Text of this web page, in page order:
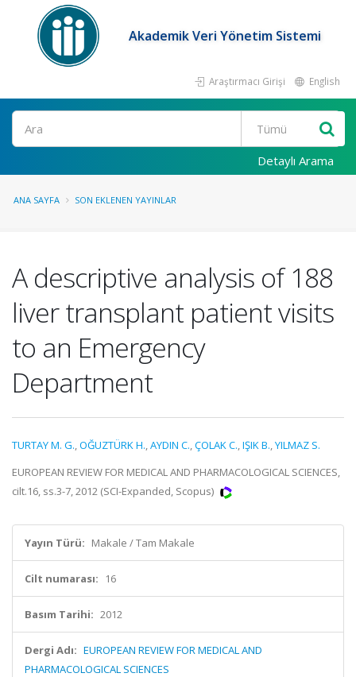
Akademik Veri Yönetim Sistemi
Araştırmacı Girişi English
Ara
Detaylı Arama
ANA SAYFA SON EKLENEN YAYINLAR
A descriptive analysis of 188
liver transplant patient visits
to an Emergency
Department
TURTAY M. G.,OĞUZTÜRK H.,AYDIN C.,ÇOLAK C.,IŞIK B.,YILMAZ S.
EUROPEAN REVIEW FOR MEDICAL AND PHARMACOLOGICAL SCIENCES,
cilt.16, ss.3-7, 2012 (SCI-Expanded, Scopus)
Yayın Türü: Makale / Tam Makale
Cilt numarası: 16
Basım Tarihi: 2012
Dergi Adı: EUROPEAN REVIEW FOR MEDICAL AND
PHARMACOLOGICAL SCIENCES